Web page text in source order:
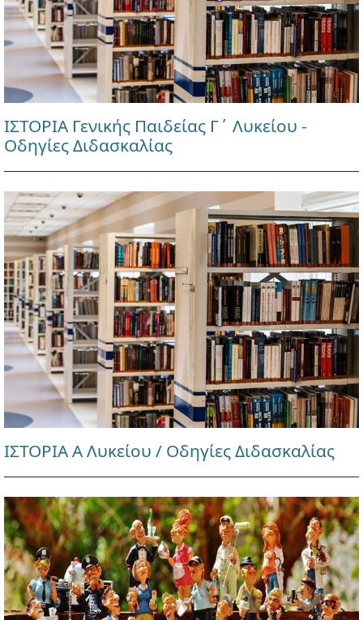
ΙΣΤΟΡΙΑ Γενικής Παιδείας Γ΄ Λυκείου -
Οδηγίες Διδασκαλίας
ΙΣΤΟΡΙΑ Α Λυκείου / Οδηγίες Διδασκαλίας